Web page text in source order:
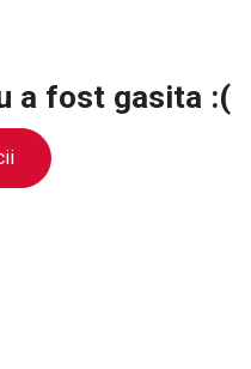
a fost gasita :(